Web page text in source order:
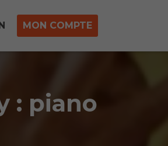
MON COMPTE
: piano